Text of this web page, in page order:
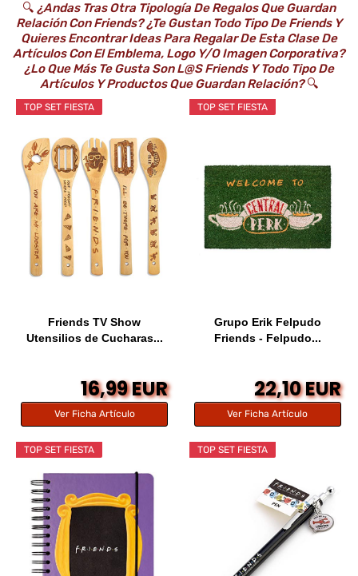
🔍 ¿Andas Tras Otra Tipología De Regalos Que Guardan
Relación Con Friends? ¿Te Gustan Todo Tipo De Friends Y
Quieres Encontrar Ideas Para Regalar De Esta Clase De
Artículos Con El Emblema, Logo Y/o Imagen Corporativa?
¿Lo Que Más Te Gusta Son L@s Friends Y Todo Tipo De
Artículos Y Productos Que Guardan Relación?🔍
TOP SET FIESTA
Friends TV Show
Utensilios de Cucharas...
16,99 EUR
Ver Ficha Artículo
TOP SET FIESTA
Grupo Erik Felpudo
Friends - Felpudo...
22,10 EUR
Ver Ficha Artículo
TOP SET FIESTA TOP SET FIESTA